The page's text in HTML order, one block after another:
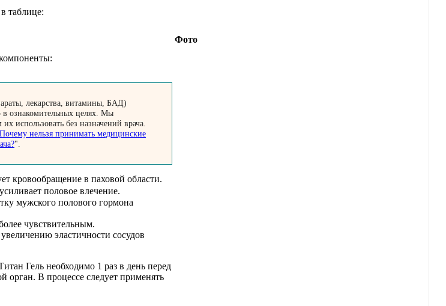
таблице:
Фото
лекарства, витамины, БАД)
ознакомительных целях. Мы
использовать без назначений врача.
Почему нельзя принимать медицинские
".
кровообращение в паховой области.
половое влечение.
мужского полового гормона
чувствительным.
эластичности сосудов
Гель необходимо 1 раз в день перед
орган. В процессе следует применять